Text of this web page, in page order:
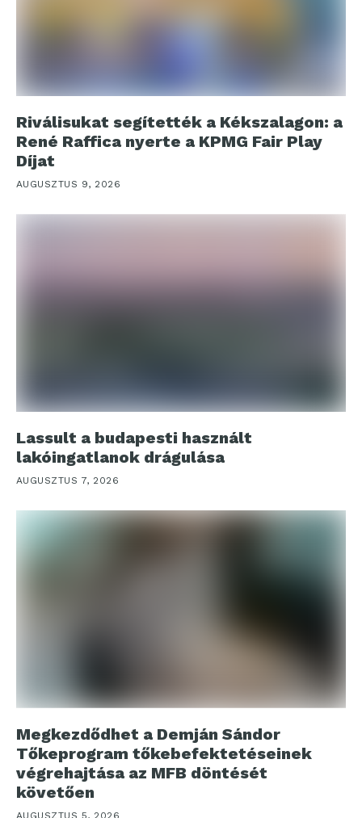
Riválisukat segítették a Kékszalagon: a
René Raffica nyerte a KPMG Fair Play
Díjat
AUGUSZTUS 9, 2026
Lassult a budapesti használt
lakóingatlanok drágulása
AUGUSZTUS 7, 2026
Megkezdődhet a Demján Sándor
Tőkeprogram tőkebefektetéseinek
végrehajtása az MFB döntését
követően
AUGUSZTUS 5, 2026